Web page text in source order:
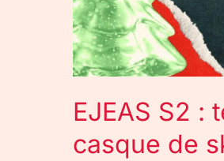
EJEAS S2 :
casque de